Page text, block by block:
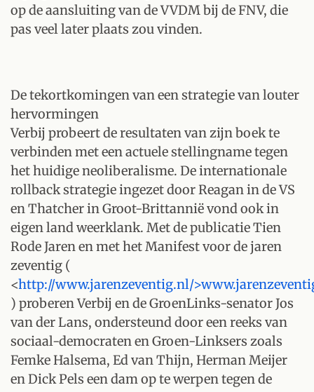
op de aansluiting van de VVDM bij de FNV, die
pas veel later plaats zou vinden.
De tekortkomingen van een strategie van louter
hervormingen
Verbij probeert de resultaten van zijn boek te
verbinden met een actuele stellingname tegen
het huidige neoliberalisme. De internationale
rollback strategie ingezet door Reagan in de VS
en Thatcher in Groot-Brittannië vond ook in
eigen land weerklank. Met de publicatie Tien
Rode Jaren en met het Manifest voor de jaren
zeventig (
<http://www.jarenzeventig.nl/
) proberen Verbij en de GroenLinks-senator Jos
van der Lans, ondersteund door een reeks van
sociaal-democraten en Groen-Linksers zoals
Femke Halsema, Ed van Thijn, Herman Meijer
en Dick Pels een dam op te werpen tegen de